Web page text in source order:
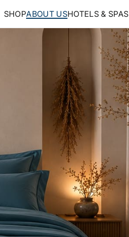
SHOPABOUT USHOTELS & SPAS